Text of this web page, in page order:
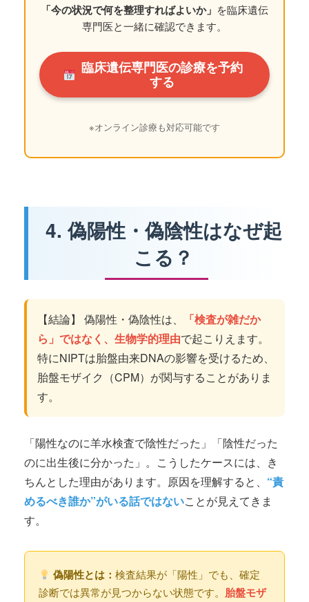
「今の状況で何を整理すればよいか」 を臨床遺伝
専門医と一緒に確認できます。
臨床遺伝専門医の診療を予約
する
※オンライン診療も対応可能です
4. 偽陽性・偽陰性はなぜ起
こる？
【結論】 偽陽性・偽陰性は、
「検査が雑だか
ら」ではなく、生物学的理由で起こりえます。
特にNIPTは胎盤由来DNAの影響を受けるため、
胎盤モザイク（CPM）が関与することがありま
す。
「陽性なのに羊水検査で陰性だった」「陰性だった
のに出生後に分かった」。こうしたケースには、き
ちんとした理由があります。原因を理解すると、 “責
めるべき誰か”がいる話ではないことが見えてきま
す。
偽陽性とは：検査結果が「陽性」でも、確定
診断では異常が見つからない状態です。 胎盤モザ